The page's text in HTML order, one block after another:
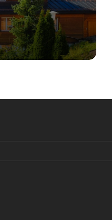
Suisse?
на Credit Suisse 0,9